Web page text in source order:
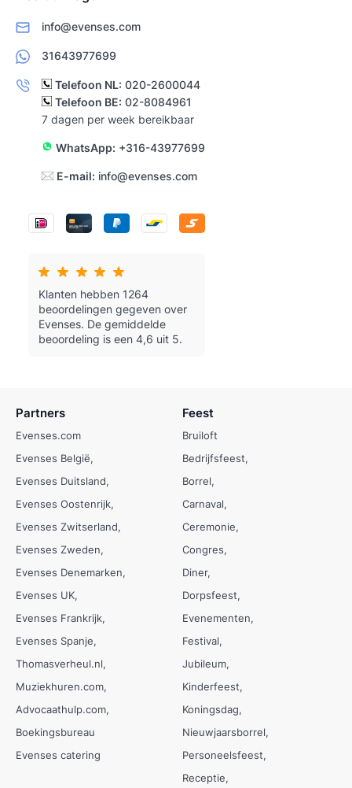
info@evenses.com
31643977699
Telefoon NL: 020-2600044
Telefoon BE: 02-8084961
7 dagen per week bereikbaar
WhatsApp: +316-43977699
E-mail: info@evenses.com
Klanten hebben 1264
beoordelingen gegeven over
Evenses. De gemiddelde
beoordeling is een 4,6 uit 5.
Partners
Evenses.com
Evenses België
Evenses Duitsland
Evenses Oostenrijk
Evenses Zwitserland
Evenses Zweden
Evenses Denemarken
Evenses UK
Evenses Frankrijk
Evenses Spanje
Thomasverheul.nl
Muziekhuren.com
Advocaathulp.com
Boekingsbureau
Evenses catering
Feest
Bruiloft
Bedrijfsfeest
Borrel
Carnaval
Ceremonie
Congres
Diner
Dorpsfeest
Evenementen
Festival
Jubileum
Kinderfeest
Koningsdag
Nieuwjaarsborrel
Personeelsfeest
Receptie